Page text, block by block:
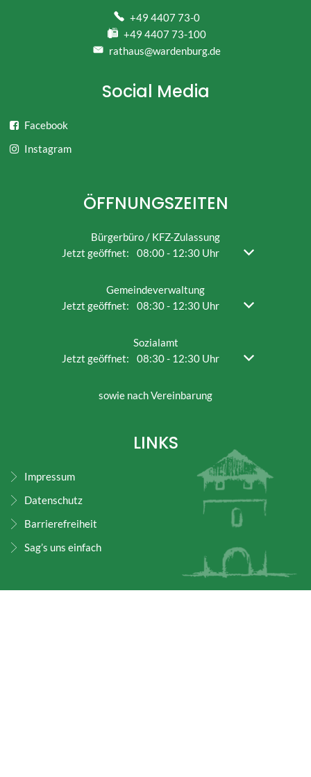
+49 4407 73-0
+49 4407 73-100
rathaus@wardenburg.de
Social Media
Facebook
Instagram
ÖFFNUNGSZEITEN
Bürgerbüro / KFZ-Zulassung
Klicken, um weitere Öffnungs- oder Schließzeiten
Jetzt geöffnet: 08:00- 12:30 Uhr Von 08:00 bis
Gemeindeverwaltung
Klicken, um weitere Öffnungs- oder Schließzeiten
Jetzt geöffnet: 08:30- 12:30 Uhr Von 08:30 bis
Sozialamt
Klicken, um weitere Öffnungs- oder Schließzeiten
Jetzt geöffnet: 08:30- 12:30 Uhr Von 08:30 bis
sowie nach Vereinbarung
LINKS
Impressum
Datenschutz
Barrierefreiheit
Sag’s uns einfach